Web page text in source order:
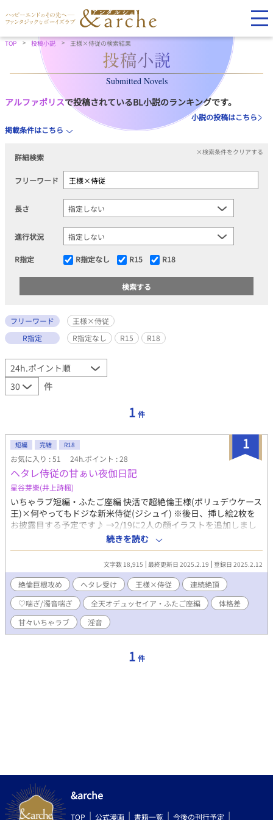
TOP 投稿小説 王様×侍従の検索結果
Submitted Novels
アルファポリスで投稿されているBL小説のランキングです。
小説の投稿はこちら
掲載条件はこちら
詳細検索
×検索条件をクリアする
フリーワード
長さ
進行状況
R指定 R指定なし R15 R18
フリーワード
王様×侍従
R指定
R指定なし R15 R18
件
1 件
1
短編 完結 R18
お気に入り : 51 24h.ポイント : 28
ヘタレ侍従の甘ぁい夜伽日記
星谷芽樂(井上詩楓)
いちゃラブ短編・ふたご座編 快活で超絶倫王様(ポリュデウケース
王)×何やってもドジな新米侍従(ジシュイ) ※後日、挿し絵2枚を
お披露目する予定です♪ →2/19に2人の顔イラストを追加しまし
た！ 絡みイラストはpixiv,個人HP(画像倉庫)でご覧頂けます♪
《全天オデュッセイアの世界観・用語集》※個人HP
https://plus.fm-p.jp/u/odu88kitra/free?id=4 ポリュデウケース
王 双子国の王、守護星は一等星ポルックス 黄色に近い橙色の
短髪が特徴 とても明るくて快活な青年王。困っていたり悲しん
でいる者が居れば、すかさず手を伸ばす優しい一面を持つ。 ジシ
ュイ 双子国に生きる少年。守護星は5等星積水（ジシュイ）
とてものんびりしてドジっ子。そのせいで失敗する事も多く、周
りからは呆れられる事も多い。 【あらすじ】 ジシュイが底辺平民
を申し付けられ！？ 甘々イチャイチャとろとろに溶かされてしま
うジシュイをお楽しみください♪ ⚠️♡喘ぎ濁点喘ぎあります。
続きを読む
文字数 18,915 最終更新日 2025.2.19 登録日 2025.2.12
絶倫巨根攻め ヘタレ受け 王様×侍従
連続絶頂
♡喘ぎ/濁音喘ぎ
全天オデュッセイア・ふたご座編
体格差
甘々いちゃラブ
淫音
1 件
&arche
TOP 公式漫画 書籍一覧 今後の刊行予定